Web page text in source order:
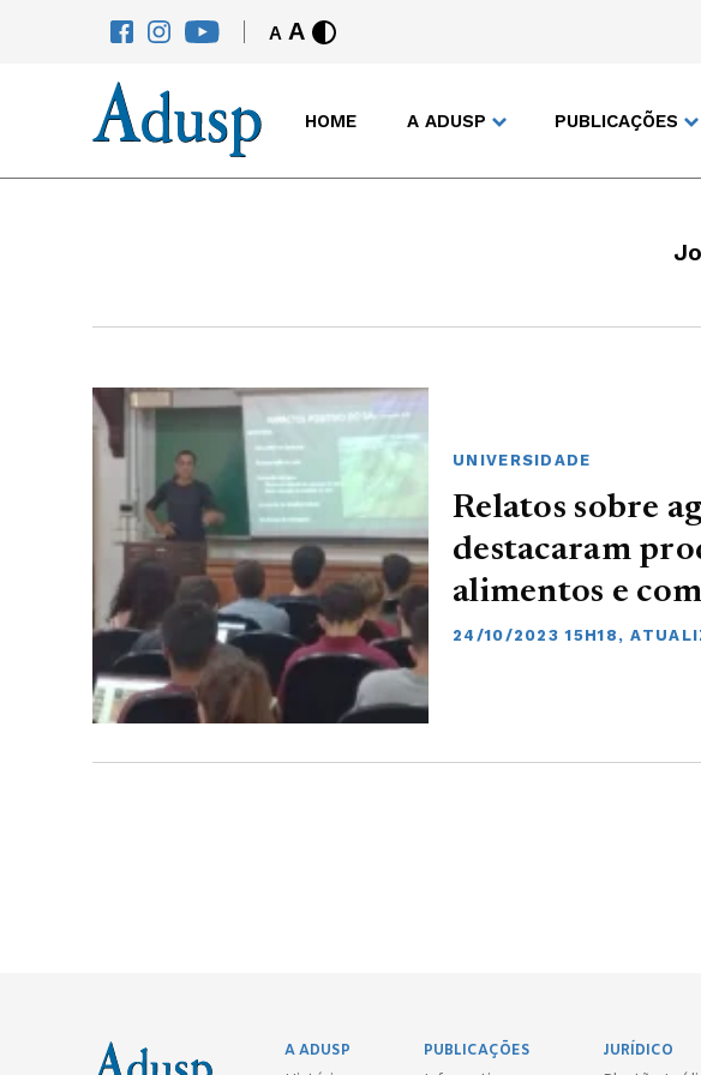
A A
HOME A ADUSP PUBLICAÇÕES
UNIVERSIDADE
Relatos sobre
destacaram
alimentos e
24/10/2023 15H18,
A ADUSP
PUBLICAÇÕES
JURÍDICO